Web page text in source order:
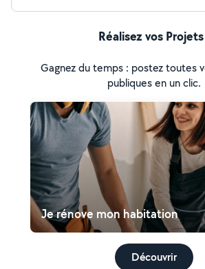
Réalisez vos
Gagnez du temps : postez toutes
publiques en un clic.
Je rénove mon habitation
Découvrir